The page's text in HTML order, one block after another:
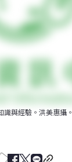
與經驗。洪美惠攝。